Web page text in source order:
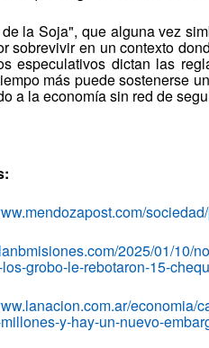
la Soja", que alguna vez
sobrevivir en un contexto
especulativos dictan las
más puede sostenerse
a la economía sin red de
2025/01/10/
grobo-le-rebotaron-15-
economia/
y-hay-un-nuevo-